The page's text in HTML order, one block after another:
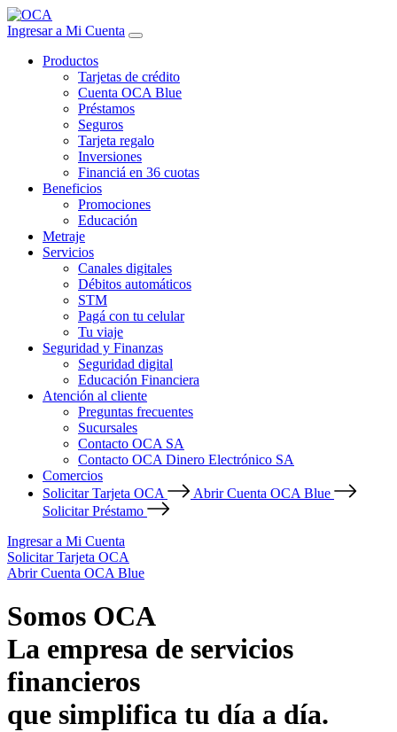
Ingresar a Mi Cuenta
Productos
Tarjetas de crédito
Cuenta OCA Blue
Préstamos
Seguros
Tarjeta regalo
Inversiones
Financiá en 36 cuotas
Beneficios
Promociones
Educación
Metraje
Servicios
Canales digitales
Débitos automáticos
STM
Pagá con tu celular
Tu viaje
Seguridad y Finanzas
Seguridad digital
Educación Financiera
Atención al cliente
Preguntas frecuentes
Sucursales
Contacto OCA SA
Contacto OCA Dinero Electrónico SA
Comercios
Solicitar Tarjeta OCA
Abrir Cuenta OCA Blue
Solicitar Préstamo
Ingresar a Mi Cuenta
Solicitar Tarjeta OCA
Abrir Cuenta OCA Blue
Somos OCA
La empresa de servicios
financieros
que simplifica tu día a día.